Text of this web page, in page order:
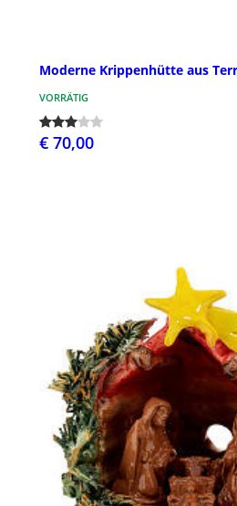
Moderne Krippenhütte aus
VORRÄTIG
€ 70,00